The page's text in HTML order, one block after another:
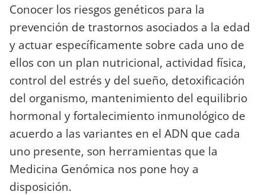
Conocer los riesgos genéticos para la
prevención de trastornos asociados a la edad
y actuar específicamente sobre cada uno de
ellos con un plan nutricional, actividad física,
control del estrés y del sueño, detoxificación
del organismo, mantenimiento del equilibrio
hormonal y fortalecimiento inmunológico de
acuerdo a las variantes en el ADN que cada
uno presente, son herramientas que la
Medicina Genómica nos pone hoy a
disposición.